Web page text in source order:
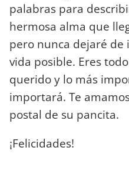
palabras para
hermosa alma que
pero nunca dejaré
vida posible. Eres
querido y lo más
importará. Te
postal de su pancita.
¡Felicidades!